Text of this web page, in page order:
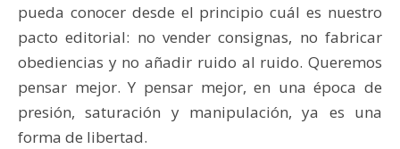
pueda conocer desde el principio cuál es nuestro
pacto editorial: no vender consignas, no fabricar
obediencias y no añadir ruido al ruido. Queremos
pensar mejor. Y pensar mejor, en una época de
presión, saturación y manipulación, ya es una
forma de libertad.